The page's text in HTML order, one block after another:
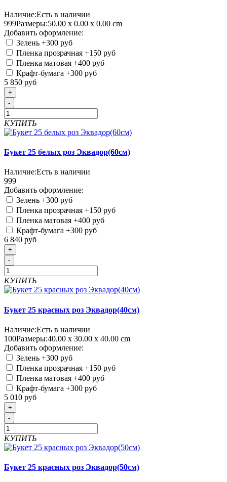
Наличие:Есть в наличии
999Размеры:50.00 х 0.00 х 0.00 cm
Добавить оформление:
Зелень +300 руб
Пленка прозрачная +150 руб
Пленка матовая +400 руб
Крафт-бумага +300 руб
5 850 руб
+
-
КУПИТЬ
Букет 25 белых роз Эквадор(60см)
Наличие:Есть в наличии
999
Добавить оформление:
Зелень +300 руб
Пленка прозрачная +150 руб
Пленка матовая +400 руб
Крафт-бумага +300 руб
6 840 руб
+
-
КУПИТЬ
Букет 25 красных роз Эквадор(40см)
Наличие:Есть в наличии
100Размеры:40.00 х 30.00 х 40.00 cm
Добавить оформление:
Зелень +300 руб
Пленка прозрачная +150 руб
Пленка матовая +400 руб
Крафт-бумага +300 руб
5 010 руб
+
-
КУПИТЬ
Букет 25 красных роз Эквадор(50см)